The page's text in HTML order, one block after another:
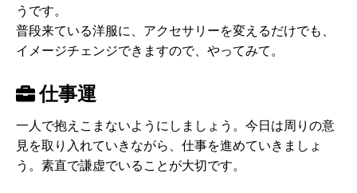
うです。
普段来ている洋服に、アクセサリーを変えるだけでも、
イメージチェンジできますので、やってみて。
仕事運
一人で抱えこまないようにしましょう。今日は周りの意
見を取り入れていきながら、仕事を進めていきましょ
う。素直で謙虚でいることが大切です。